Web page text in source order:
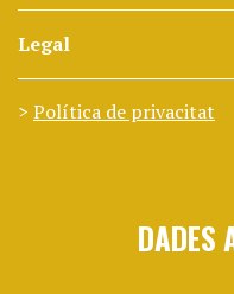
Legal
Política de privacitat
DADES